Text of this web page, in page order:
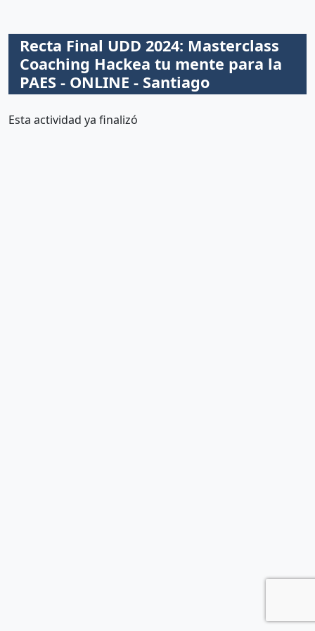
Recta Final UDD 2024: Masterclass
Coaching Hackea tu mente para la
PAES - ONLINE - Santiago
Esta actividad ya finalizó